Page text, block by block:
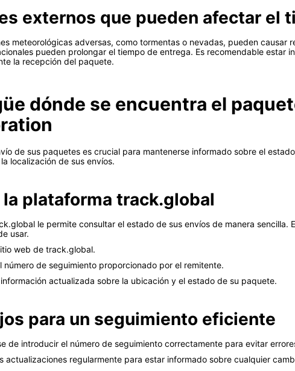
externos que pueden afectar el
meteorológicas adversas, como tormentas o nevadas, pueden causar
pueden prolongar el tiempo de entrega. Es recomendable
la recepción del paquete.
dónde se encuentra el
de sus paquetes es crucial para mantenerse informado sobre el
localización de sus envíos.
plataforma track.global
le permite consultar el estado de sus envíos de manera
usar.
web de track.global.
número de seguimiento proporcionado por el remitente.
información actualizada sobre la ubicación y el estado de su paquete.
para un seguimiento eficiente
de introducir el número de seguimiento correctamente para evitar
actualizaciones regularmente para estar informado sobre cualquier